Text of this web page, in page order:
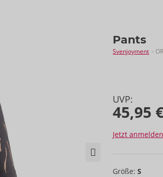
Pants
Svenjoyment -
UVP:
45,95
Jetzt
Größe:S